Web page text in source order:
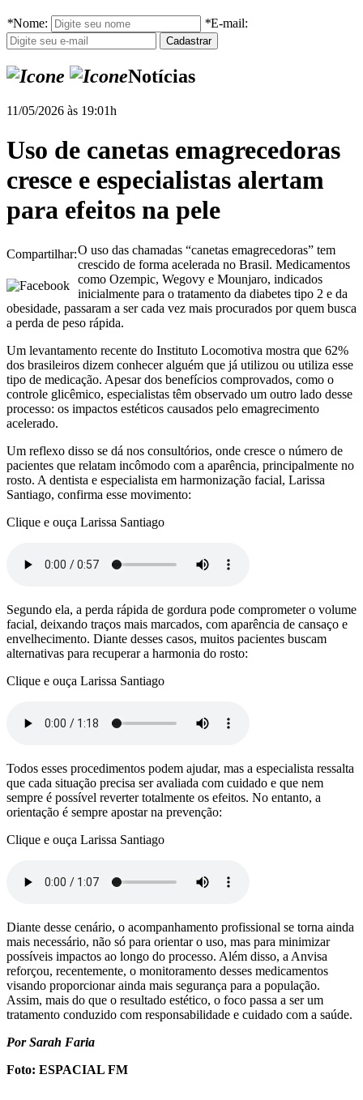
*Nome: *E-mail:
Notícias
11/05/2026 às 19:01h
Uso de canetas emagrecedoras
cresce e especialistas alertam
para efeitos na pele
Compartilhar:O uso das chamadas “canetas emagrecedoras” tem
crescido de forma acelerada no Brasil. Medicamentos
como Ozempic, Wegovy e Mounjaro, indicados
inicialmente para o tratamento da diabetes tipo 2 e da
obesidade, passaram a ser cada vez mais procurados por quem busca
a perda de peso rápida.
Um levantamento recente do Instituto Locomotiva mostra que 62%
dos brasileiros dizem conhecer alguém que já utilizou ou utiliza esse
tipo de medicação. Apesar dos benefícios comprovados, como o
controle glicêmico, especialistas têm observado um outro lado desse
processo: os impactos estéticos causados pelo emagrecimento
acelerado.
Um reflexo disso se dá nos consultórios, onde cresce o número de
pacientes que relatam incômodo com a aparência, principalmente no
rosto. A dentista e especialista em harmonização facial, Larissa
Santiago, confirma esse movimento:
Clique e ouça Larissa Santiago
Segundo ela, a perda rápida de gordura pode comprometer o volume
facial, deixando traços mais marcados, com aparência de cansaço e
envelhecimento. Diante desses casos, muitos pacientes buscam
alternativas para recuperar a harmonia do rosto:
Clique e ouça Larissa Santiago
Todos esses procedimentos podem ajudar, mas a especialista ressalta
que cada situação precisa ser avaliada com cuidado e que nem
sempre é possível reverter totalmente os efeitos. No entanto, a
orientação é sempre apostar na prevenção:
Clique e ouça Larissa Santiago
Diante desse cenário, o acompanhamento profissional se torna ainda
mais necessário, não só para orientar o uso, mas para minimizar
possíveis impactos ao longo do processo. Além disso, a Anvisa
reforçou, recentemente, o monitoramento desses medicamentos
visando proporcionar ainda mais segurança para a população.
Assim, mais do que o resultado estético, o foco passa a ser um
tratamento conduzido com responsabilidade e cuidado com a saúde.
Por Sarah Faria
Foto: ESPACIAL FM